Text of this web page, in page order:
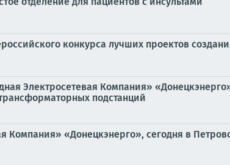
конкурса лучших проектов
Электросетевая Компания»
подстанций
«Донецкэнерго», сегодня в